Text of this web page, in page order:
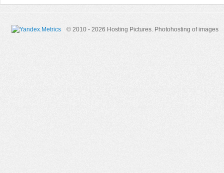
© 2010 - 2026 Hosting Pictures. Photohosting of images